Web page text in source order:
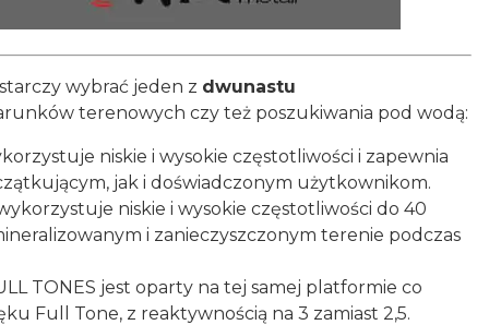
wybrać jeden z dwunastu
terenowych czy też poszukiwania pod wodą:
niskie i wysokie częstotliwości i zapewnia
jak i doświadczonym użytkownikom.
niskie i wysokie częstotliwości do 40
i zanieczyszczonym terenie podczas
TONES jest oparty na tej samej platformie co
Full Tone, z reaktywnością na 3 zamiast 2,5.